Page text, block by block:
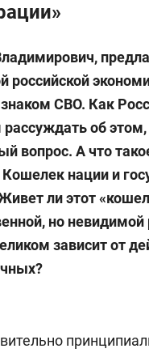
российской
СВО. Как
об
вопрос. А что
нации и
ли этот
но
зависит от